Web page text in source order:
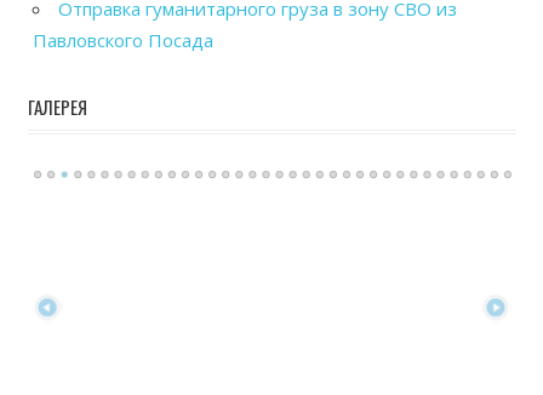
Отправка гуманитарного груза в зону СВО из
Павловского Посада
ГАЛЕРЕЯ